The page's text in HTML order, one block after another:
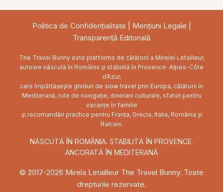
Politica de Confidențialitate Mențiuni Legale
Transparență Editorială
The Travel Bunny este platforma de călătorii a Mirelei Letailleur,
autoare născută în România și stabilită în Provence-Alpes-Côte
d’Azur,
care împărtășește ghiduri de slow travel prin Europa, călătorii în
Mediterană, rute de navigație, itinerarii culturale, sfaturi pentru
vacanțe în familie
și recomandări practice pentru Franța, Grecia, Italia, România și
Balcani.
NĂSCUTĂ ÎN ROMÂNIA. STABILITĂ ÎN PROVENCE.
ANCORATĂ ÎN MEDITERANĂ
© 2017-2026 Mirela Letailleur The Travel Bunny. Toate
drepturile rezervate.